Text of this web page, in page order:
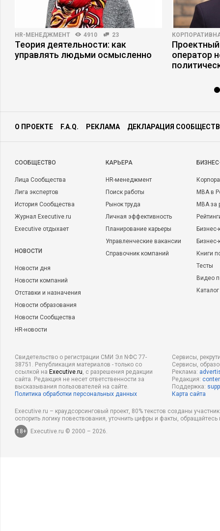
HR-МЕНЕДЖМЕНТ 4910 23
Теория деятельности: как
управлять людьми осмысленно
оператор
О ПРОЕКТЕ F.A.Q. РЕКЛАМА ДЕКЛАРАЦИЯ
CООБЩЕСТВО
Лица Сообщества
Лига экспертов
История Сообщества
Журнал Executive.ru
Executive отдыхает
НОВОСТИ
Новости дня
Новости компаний
Отставки и назначения
Новости образования
Новости Сообщества
HR-новости
КАРЬЕРА
HR-менеджмент
Поиск работы
Рынок труда
Личная эффективность
Планирование карьеры
Управленческие вакансии
Справочник компаний
MBA в
MBA
Бизнес-
Книги
Тесты
Видео
Свидетельство о регистрации СМИ Эл NФС 77-
38751. Републикация материалов - только со
ссылкой на Executive.ru, с разрешения редакции
сайта. Редакция не несет ответственности за
высказывания пользователей на сайте.
Политика обработки персональных данных
Сервисы,
Сервисы,
Реклама:
Редакция:
Поддержка:
Карта сайта
Executive.ru – краудсорсинговый проект, 80% текстов созданы
оспорить логику повествования, уточнить цифры и факты,
18+
Executive.ru © 2000 – 2026.